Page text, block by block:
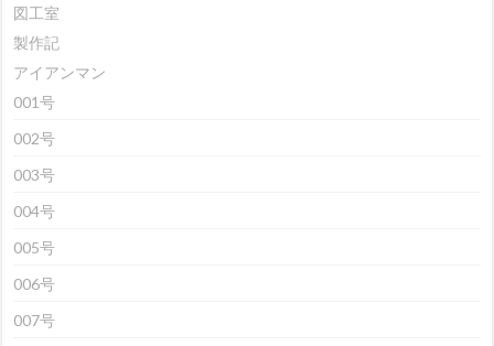
図工室
製作記
アイアンマン
001号
002号
003号
004号
005号
006号
007号